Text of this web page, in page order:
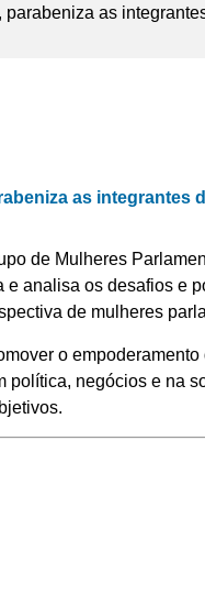
as
as integrantes
de Mulheres
e analisa os desafios e
de mulheres
o
política, negócios e na